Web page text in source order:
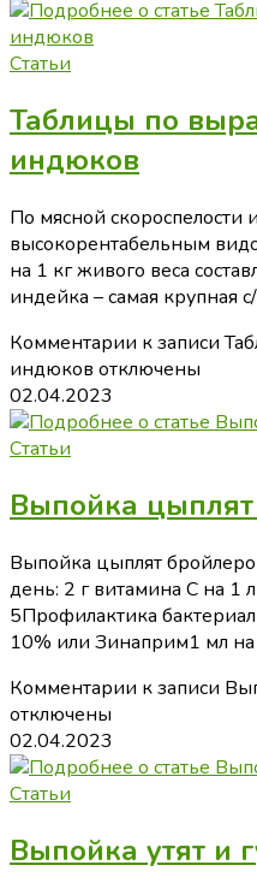
Статьи
Таблицы по
индюков
По мясной скороспелости
высокорентабельным
на 1 кг живого веса
индейка – самая крупная
Комментарии к записи
индюков отключены
02.04.2023
Статьи
Выпойка
Выпойка цыплят
день: 2 г витамина C на 1
5Профилактика
10% или Зинаприм1 мл
Комментарии к записи
отключены
02.04.2023
Статьи
Выпойка утят и